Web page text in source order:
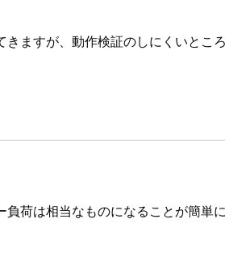
ますが、動作検証のしにくいところ
荷は相当なものになることが簡単